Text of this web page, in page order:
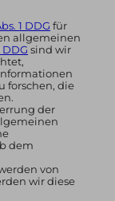
1 DDG für
allgemeinen
DDG sind wir
forschen, die
der
dem
von
wir diese